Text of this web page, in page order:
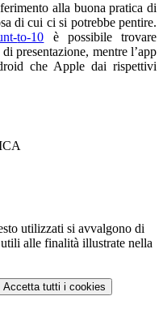
alla buona pratica di
di cui ci si potrebbe pentire.
to-10 è possibile trovare
presentazione, mentre l’app
che Apple dai rispettivi
utilizzati si avvalgono di
alle finalità illustrate nella
Accetta tutti i cookies